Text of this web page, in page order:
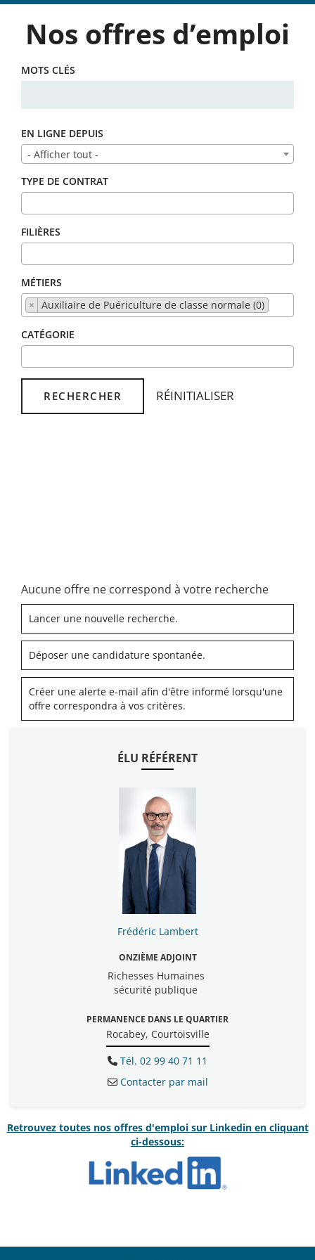
Nos offres d’emploi
MOTS CLÉS
EN LIGNE DEPUIS
- Afficher tout -
TYPE DE CONTRAT
FILIÈRES
MÉTIERS
× Auxiliaire de Puériculture de classe normale (0)
CATÉGORIE
RECHERCHER RÉINITIALISER
Aucune offre ne correspond à votre recherche
Lancer une nouvelle recherche.
Déposer une candidature spontanée.
Créer une alerte e-mail afin d'être informé lorsqu'une
offre correspondra à vos critères.
ÉLU RÉFÉRENT
Frédéric Lambert
ONZIÈME ADJOINT
Richesses Humaines
sécurité publique
PERMANENCE DANS LE QUARTIER
Rocabey, Courtoisville
Tél. 02 99 40 71 11
Contacter par mail
Retrouvez toutes nos offres d'emploi sur Linkedin en cliquant
ci-dessous: